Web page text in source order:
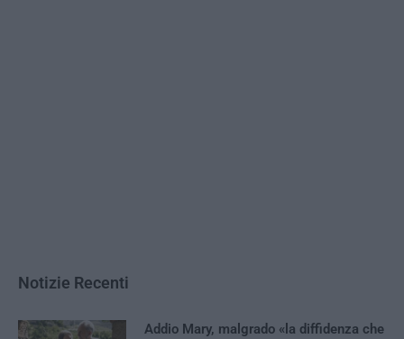
Notizie Recenti
Addio Mary, malgrado «la diffidenza che